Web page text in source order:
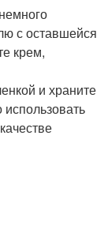
с оставшейся
крем,
и храните